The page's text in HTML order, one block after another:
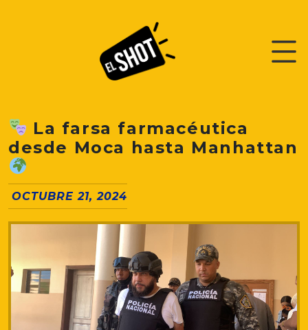
La farsa farmacéutica
desde Moca hasta Manhattan
OCTUBRE 21, 2024